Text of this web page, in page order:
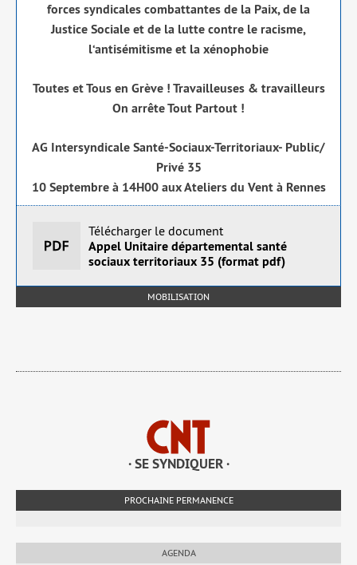
forces syn­di­cales com­bat­tantes de la Paix, de la
Justice Sociale et de la lutte contre le racisme,
l‘antisémitisme et la xéno­pho­bie
Toutes et Tous en Grève ! Travailleuses & tra­vailleurs
On arrête Tout Partout !
AG Intersyndicale Santé-Sociaux-Territoriaux- Public/​
Privé 35
10 Septembre à 14H00 aux Ateliers du Vent à Rennes
Télécharger le document
Appel Unitaire départemental santé
sociaux territoriaux 35 (format pdf)
MOBILISATION
· SE SYNDIQUER ·
PROCHAINE PERMANENCE
AGENDA